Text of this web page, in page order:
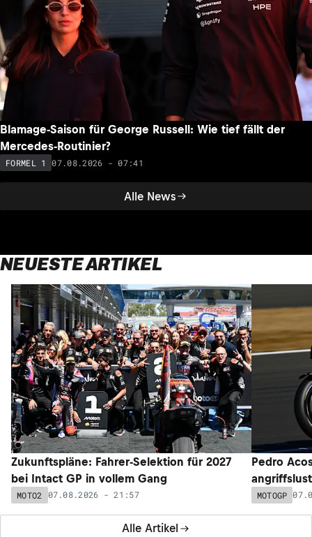
Alle News
Blamage-Saison für George Russell: Wie tief fällt der
Mercedes-Routinier?
FORMEL 1 07.08.2026 - 07:41
NEUESTE ARTIKEL
Alle Artikel
Zukunftspläne: Fahrer-Selektion für 2027
bei Intact GP in vollem Gang
MOTO2 07.08.2026 - 21:57
Pedro
MOTOGP